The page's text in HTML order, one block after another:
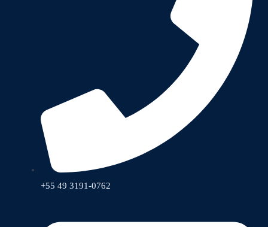
+55 49 3191-0762